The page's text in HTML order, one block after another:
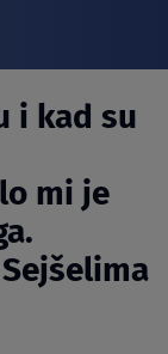
i kad su
mi je